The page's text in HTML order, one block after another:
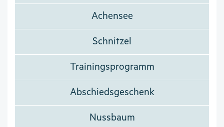
Achensee
Schnitzel
Trainingsprogramm
Abschiedsgeschenk
Nussbaum